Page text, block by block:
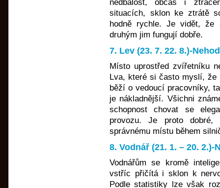
nedbalost, občas i
situacích, sklon ke ztrátě
hodně rychle. Je vidět, že
druhým jim fungují dobře.
7. Lev (23. 7. 22. 8.)-
Místo uprostřed zvířetníku
Lva, které si často myslí,
běží o vedoucí pracovníky,
je nákladnější. Všichni
schopnost chovat se
provozu. Je proto
správnému místu během
8. Vodnář (21. 1. – 20. 2.)-
Vodnářům se kromě
vstříc přičítá i sklon k
Podle statistiky lze však